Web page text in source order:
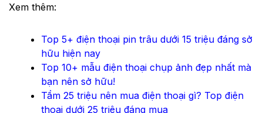
Xem thêm:
Top 5+ điện thoại pin trâu dưới 15 triệu đáng sở
hữu hiện nay
Top 10+ mẫu điện thoại chụp ảnh đẹp nhất mà
bạn nên sở hữu!
Tầm 25 triệu nên mua điện thoại gì? Top điện
thoại dưới 25 triệu đáng mua